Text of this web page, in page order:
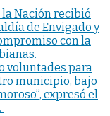
la Nación recibió
de Envigado y
con la
voluntades para
municipio, bajo
expresó el